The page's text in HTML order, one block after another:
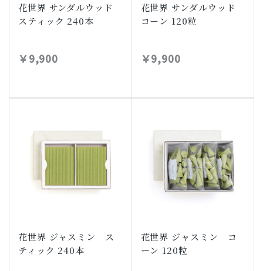
花世界 サンダルウッド
スティック 240本
￥9,900
花世界 サンダルウッド
コーン 120粒
￥9,900
花世界 ジャスミン ス
ティック 240本
花世界 ジャスミン コ
ーン 120粒